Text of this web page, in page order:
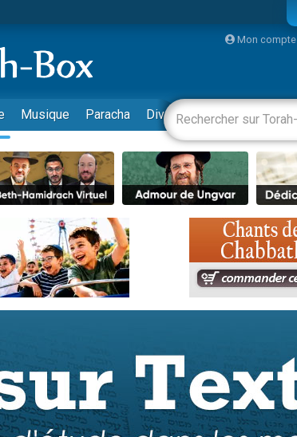
6 enfants, victime de violences...
Vacances Pour les Enfants
jambe de Yohan
Mon compte
Musique Paracha Divertissements Livres